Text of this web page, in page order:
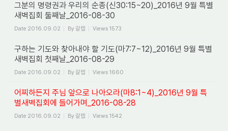
그분의 명령권과 우리의 순종(신30:15~20)_2016년 9월 특별
새벽집회 둘째날_2016-08-30
Date 2016.09.02 By갈렙 Views 1573
구하는 기도와 찾아내야 할 기도(마7:7~12)_2016년 9월 특별
새벽집회 첫째날_2016-08-29
Date 2016.09.02 By갈렙 Views 1660
어찌하든지 주님 앞으로 나아오라(마8:1~4)_2016년 9월 특
별새벽집회에 들어가며_2016-08-28
Date 2016.09.02 By갈렙 Views 1542